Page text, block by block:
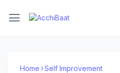
Home Self Improvement